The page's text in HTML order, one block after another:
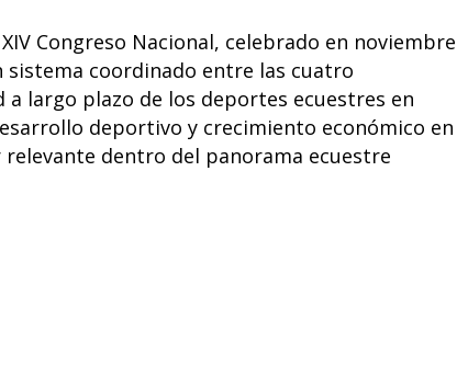
Congreso Nacional, celebrado en noviembre
sistema coordinado entre las cuatro
largo plazo de los deportes ecuestres en
deportivo y crecimiento económico en
dentro del panorama ecuestre